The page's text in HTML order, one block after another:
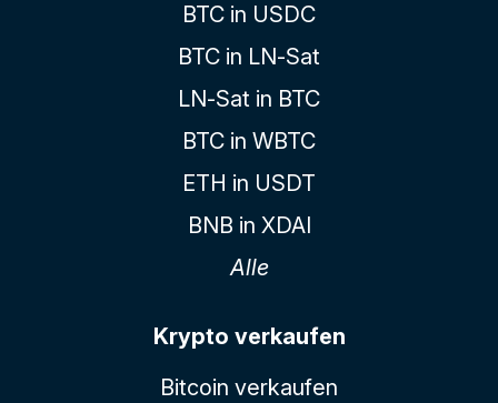
BTC in USDC
BTC in LN-Sat
LN-Sat in BTC
BTC in WBTC
ETH in USDT
BNB in XDAI
Alle
Krypto verkaufen
Bitcoin verkaufen